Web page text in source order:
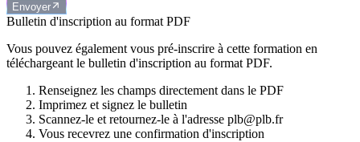
Envoyer
Bulletin d'inscription au format PDF
Vous pouvez également vous pré-inscrire à cette formation en
téléchargeant le bulletin d'inscription au format PDF.
Renseignez les champs directement dans le PDF
Imprimez et signez le bulletin
Scannez-le et retournez-le à l'adresse plb@plb.fr
Vous recevrez une confirmation d'inscription